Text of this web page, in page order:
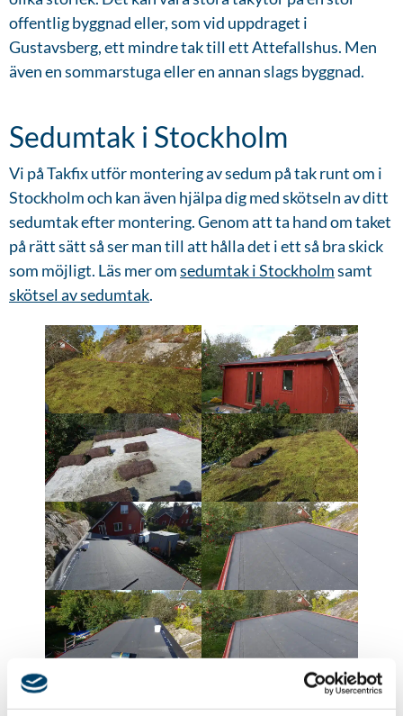
offentlig byggnad eller, som vid uppdraget i
Gustavsberg, ett mindre tak till ett Attefallshus. Men
även en sommarstuga eller en annan slags byggnad.
Sedumtak i Stockholm
Vi på Takfix utför montering av sedum på tak runt om i
Stockholm och kan även hjälpa dig med skötseln av ditt
sedumtak efter montering. Genom att ta hand om taket
på rätt sätt så ser man till att hålla det i ett så bra skick
som möjligt. Läs mer omsedumtak i Stockholmsamt
skötsel av sedumtak.